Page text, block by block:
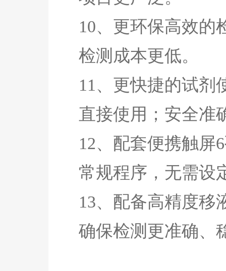
10、更环保高效的
检测成本更低。
11、更快捷的试剂
直接使用；安全准
12、配套便携触屏
常规程序，无需设
13、配备高精度移
确保检测更准确、